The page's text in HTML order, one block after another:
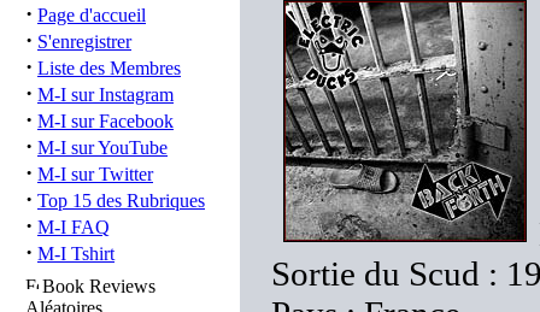
· Page d'accueil
· S'enregistrer
· Liste des Membres
· M-I sur Instagram
· M-I sur Facebook
· M-I sur YouTube
· M-I sur Twitter
· Top 15 des Rubriques
· M-I FAQ
· M-I Tshirt
Book Reviews
Aléatoires
Sortie du Scud :